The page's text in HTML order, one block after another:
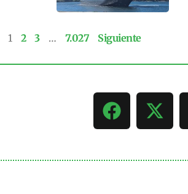
1 2 3 … 7.027 Siguiente